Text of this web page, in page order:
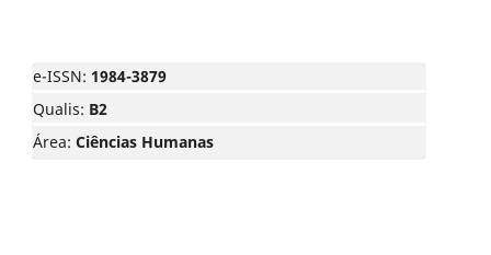
e-ISSN: 1984-3879
Qualis: B2
Área: Ciências Humanas